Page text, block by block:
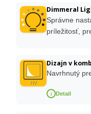
Dimmeral
Správne
príležitosť,
Dizajn v
Navrhnutý
i Detail